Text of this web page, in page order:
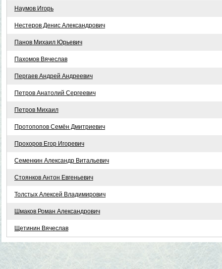
Наумов Игорь
Нестеров Денис Александрович
Панов Михаил Юрьевич
Пахомов Вячеслав
Пергаев Андрей Андреевич
Петров Анатолий Сергеевич
Петров Михаил
Протопопов Семён Дмитриевич
Прохоров Егор Игоревич
Семенкин Александр Витальевич
Стоянков Антон Евгеньевич
Толстых Алексей Владимирович
Шмаков Роман Александрович
Щетинин Вячеслав